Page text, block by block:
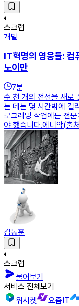
스크랩
개발
IT혁명의 영웅들: 컴
노이만
7분
수 천 개의 전선을 새로
는 데는 몇 시간밖에 걸
로그래밍 작업에는 전
야 했습니다.에니악(출
김동훈
스크랩
물어보기
서비스 전체보기
위시켓
요즘IT